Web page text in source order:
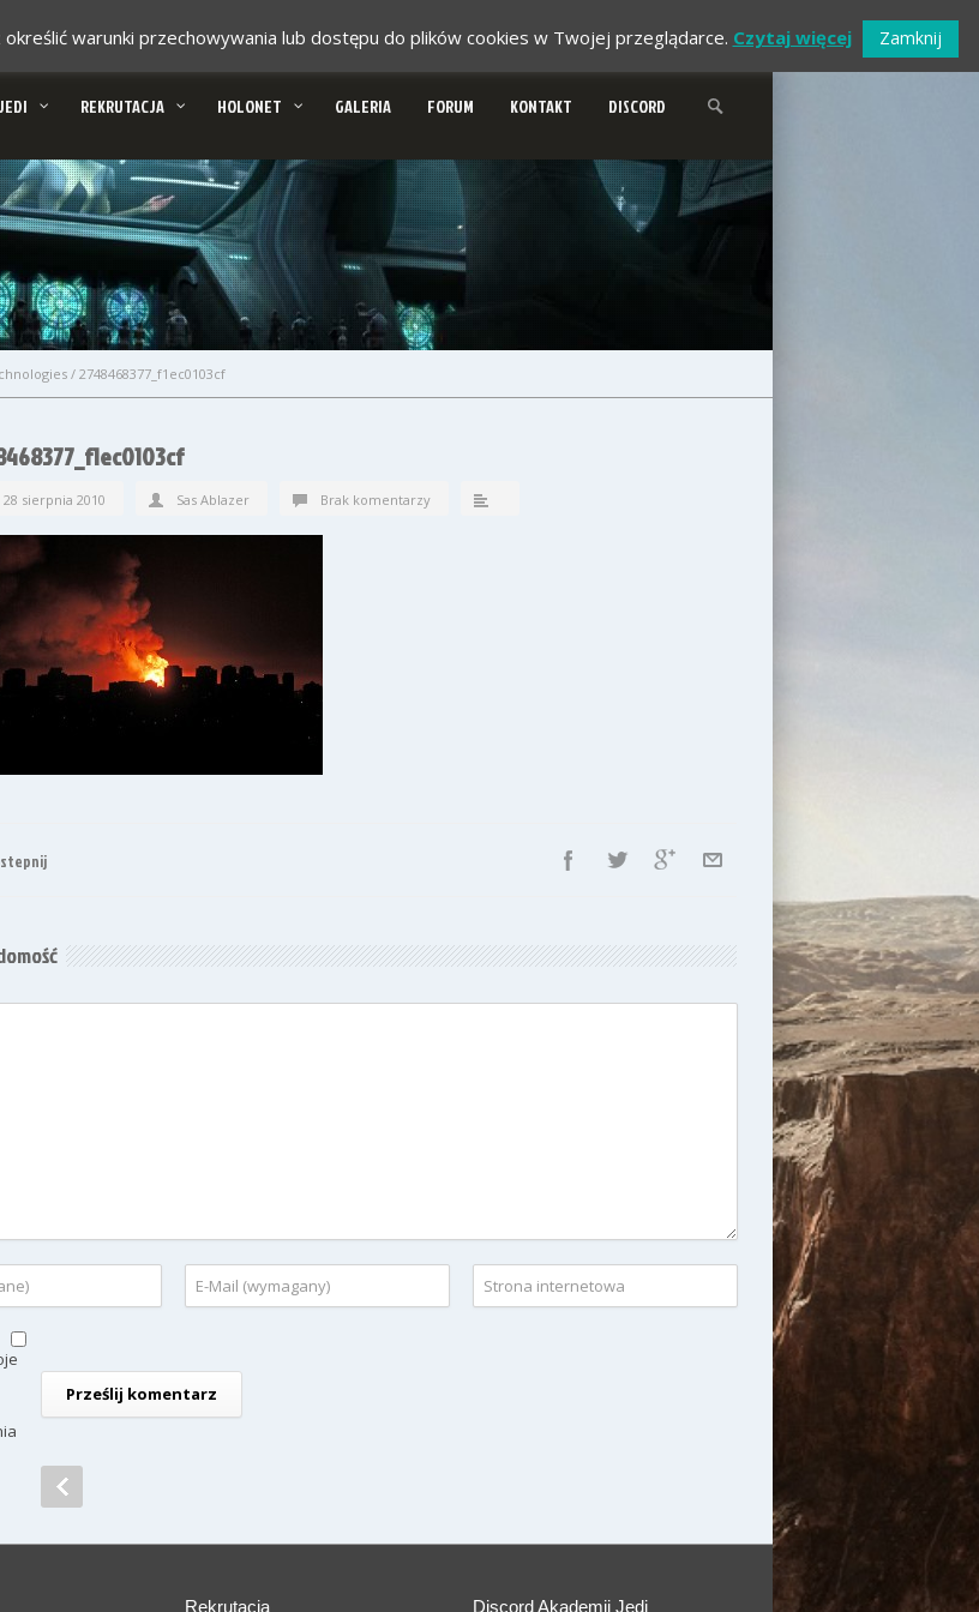
REKRUTACJA HOLONET GALERIA FORUM KONTAKT DISCORD
/ 2748468377_f1ec0103cf
28 sierpnia 2010 Sas Ablazer Brak komentarzy
Rekrutacja Discord Akademii Jedi
warunki przechowywania lub dostępu do plików cookies w Twojej przeglądarce. Czytaj więcej Zamknij